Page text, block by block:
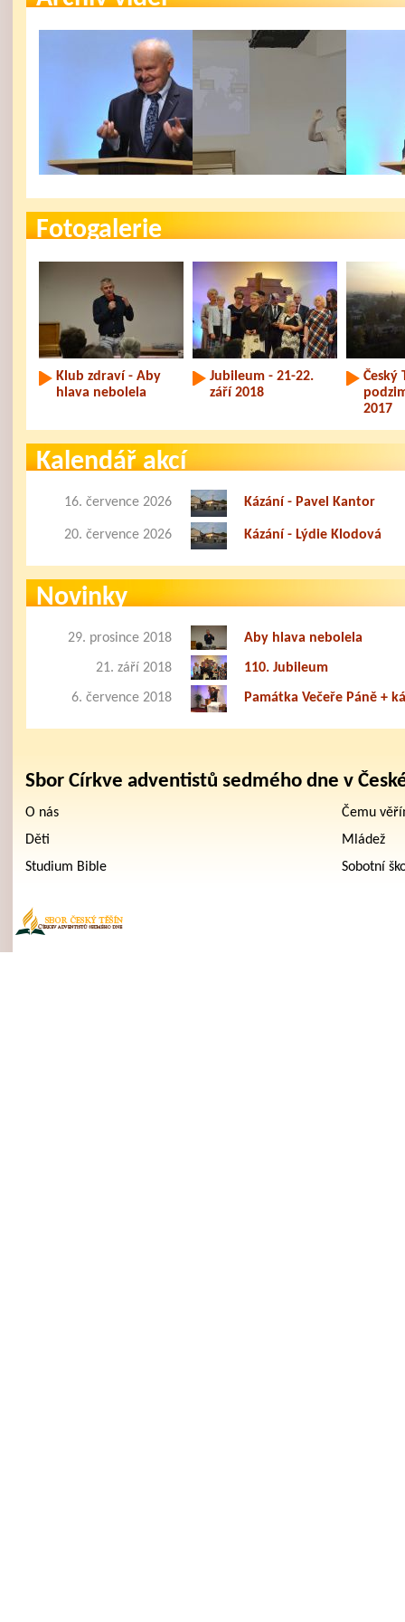
věrnost
jsem
Fotogalerie
Klub zdraví - Aby
hlava nebolela
Jubileum - 21-22.
září 2018
Český
2017
Kalendář akcí
16. července 2026 Kázání - Pavel Kantor
20. července 2026 Kázání - Lýdie Klodová
Novinky
29. prosince 2018 Aby hlava nebolela
21. září 2018 110. Jubileum
6. července 2018 Památka Večeře Páně +
Sbor Církve adventistů sedmého dne v
O nás
Čemu
Děti
Mládež
Studium Bible
Sobotní